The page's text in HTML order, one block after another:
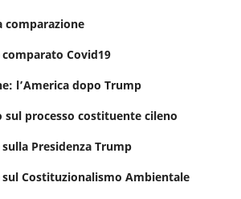
comparazione
Covid19
l’America dopo Trump
sul processo costituente cileno
Presidenza Trump
Costituzionalismo Ambientale